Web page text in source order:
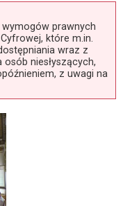
prawnych
które m.in.
wraz z
niesłyszących,
z uwagi na